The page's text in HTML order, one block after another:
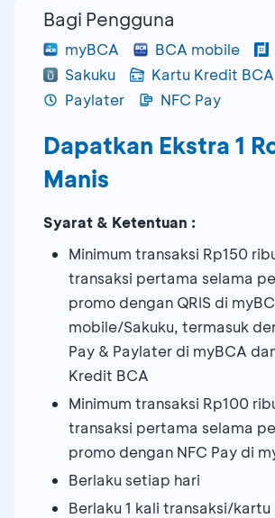
Bagi Pengguna
myBCA BCA mobile
Sakuku
Kartu Kredit BCA
Paylater
NFC Pay
Dapatkan Ekstra 1
Manis
Syarat & Ketentuan :
Minimum transaksi Rp150
transaksi pertama selama
promo dengan QRIS di
mobile/Sakuku, termasuk
Pay & Paylater di myBCA
Kredit BCA
Minimum transaksi Rp100
transaksi pertama selama
promo dengan NFC Pay di
Berlaku setiap hari
Berlaku 1 kali transaksi/kartu